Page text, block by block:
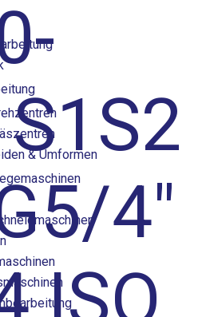
& Umformen
4″
ISO